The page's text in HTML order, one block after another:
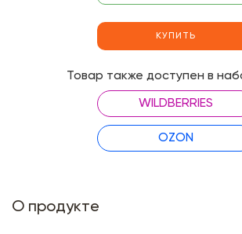
КУПИТЬ
Товар также доступен в
WILDBERRIES
OZON
О продукте